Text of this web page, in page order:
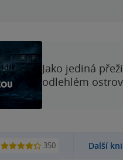
Jako jediná
odlehlém
350 Další